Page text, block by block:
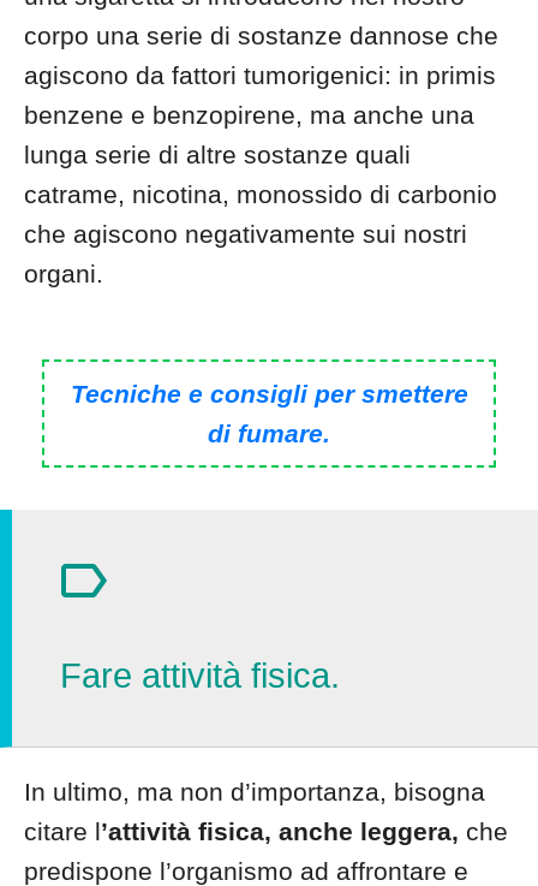
corpo una serie di sostanze dannose che
agiscono da fattori tumorigenici: in primis
benzene e benzopirene, ma anche una
lunga serie di altre sostanze quali
catrame, nicotina, monossido di carbonio
che agiscono negativamente sui nostri
organi.
Tecniche e consigli per smettere
di fumare.
Fare attività fisica.
In ultimo, ma non d’importanza, bisogna
citare l’attività fisica, anche leggera, che
predispone l’organismo ad affrontare e